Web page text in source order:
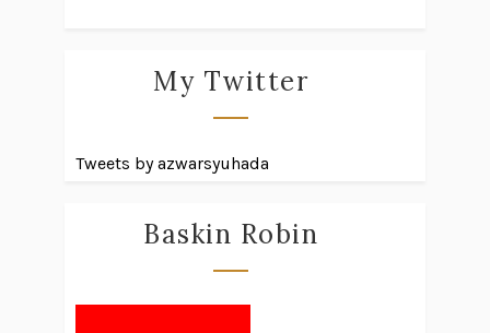
My Twitter
Tweets by azwarsyuhada
Baskin Robin